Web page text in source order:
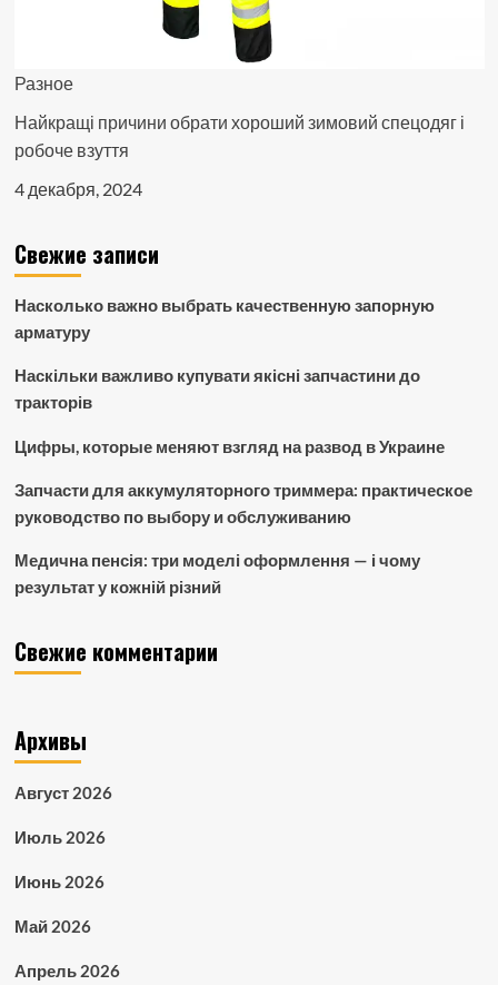
Разное
Найкращі причини обрати хороший зимовий спецодяг і
робоче взуття
4 декабря, 2024
Свежие записи
Насколько важно выбрать качественную запорную
арматуру
Наскільки важливо купувати якісні запчастини до
тракторів
Цифры, которые меняют взгляд на развод в Украине
Запчасти для аккумуляторного триммера: практическое
руководство по выбору и обслуживанию
Медична пенсія: три моделі оформлення — і чому
результат у кожній різний
Свежие комментарии
Архивы
Август 2026
Июль 2026
Июнь 2026
Май 2026
Апрель 2026